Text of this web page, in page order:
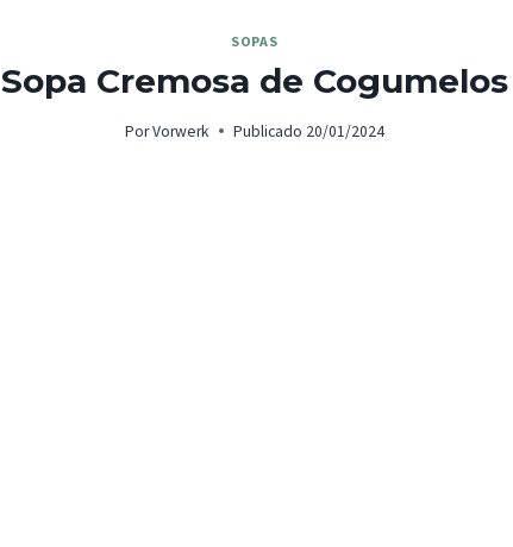
SOPAS
Sopa Cremosa de Cogumelos
Por Vorwerk Publicado 20/01/2024